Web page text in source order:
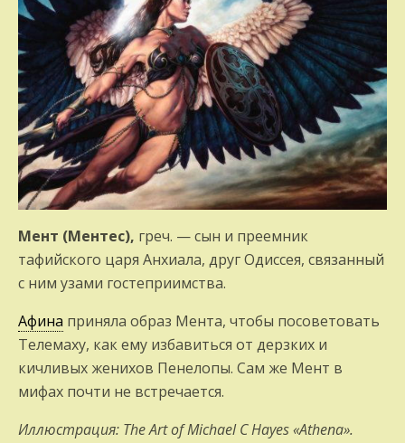
Мент (Ментес), греч. — сын и преемник
тафийского царя Анхиала, друг Одиссея, связанный
с ним узами гостеприимства.
Афина приняла образ Мента, чтобы посоветовать
Телемаху, как ему избавиться от дерзких и
кичливых женихов Пенелопы. Сам же Мент в
мифах почти не встречается.
Иллюстрация: The Art of Michael C Hayes «Athena».